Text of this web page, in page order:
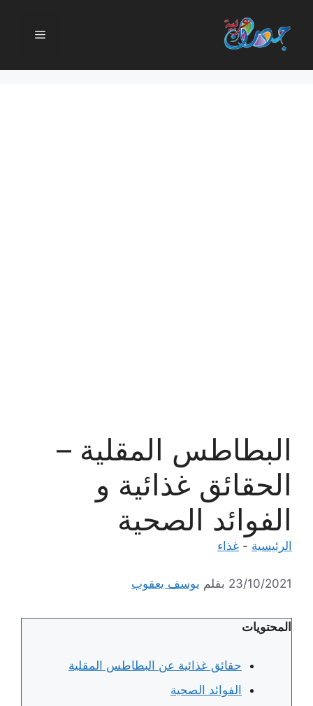
المحتوى
القائمة
البطاطس المقلية –
الحقائق غذائية و
الفوائد الصحية
الرئيسية - غذاء
23/10/2021 بقلم يوسف يعقوب
المحتويات
حقائق غذائية عن البطاطس المقلية
الفوائد الصحية